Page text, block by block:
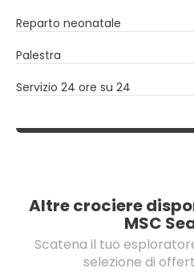
Reparto neonatale
Palestra
Servizio 24 ore su 24
Altre crociere
MSC
Scatena il tuo
selezione di